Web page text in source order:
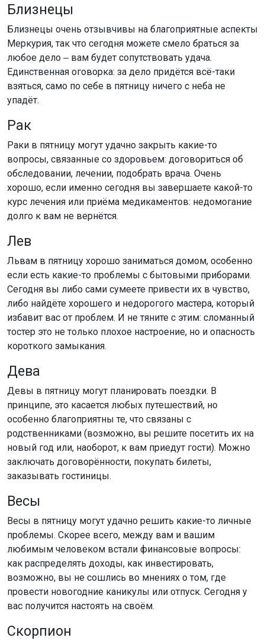
Близнецы
Близнецы очень отзывчивы на благоприятные аспекты
Меркурия, так что сегодня можете смело браться за
любое дело ‒ вам будет сопутствовать удача.
Единственная оговорка: за дело придётся всё-таки
взяться, само по себе в пятницу ничего с неба не
упадёт.
Рак
Раки в пятницу могут удачно закрыть какие-то
вопросы, связанные со здоровьем: договориться об
обследовании, лечении, подобрать врача. Очень
хорошо, если именно сегодня вы завершаете какой-то
курс лечения или приёма медикаментов: недомогание
долго к вам не вернётся.
Лев
Львам в пятницу хорошо заниматься домом, особенно
если есть какие-то проблемы с бытовыми приборами.
Сегодня вы либо сами сумеете привести их в чувство,
либо найдёте хорошего и недорогого мастера, который
избавит вас от проблем. И не тяните с этим: сломанный
тостер это не только плохое настроение, но и опасность
короткого замыкания.
Дева
Девы в пятницу могут планировать поездки. В
принципе, это касается любых путешествий, но
особенно благоприятны те, что связаны с
родственниками (возможно, вы решите посетить их на
новый год или, наоборот, к вам приедут гости). Можно
заключать договорённости, покупать билеты,
заказывать гостиницы.
Весы
Весы в пятницу могут удачно решить какие-то личные
проблемы. Скорее всего, между вам и вашим
любимым человеком встали финансовые вопросы:
как распределять доходы, как инвестировать,
возможно, вы не сошлись во мнениях о том, где
провести новогодние каникулы или отпуск. Сегодня у
вас получится настоять на своём.
Скорпион